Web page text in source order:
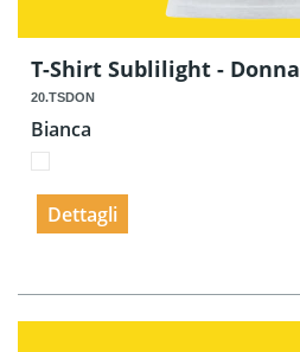
T-Shirt Sublilight - Donna
20.TSDON
Bianca
Dettagli